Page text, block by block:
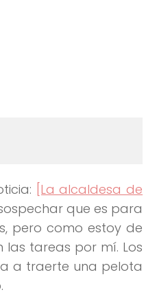
[La alcaldesa de
que es para
pero como estoy de
tareas por mí. Los
a traerte una pelota
.